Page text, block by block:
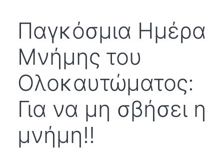
Παγκόσμια Ημέρα
Μνήμης του
Ολοκαυτώματος:
Για να μη σβήσει η
μνήμη!!